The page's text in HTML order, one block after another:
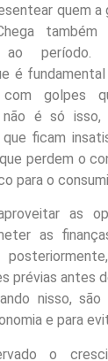
quem a
também
ao
é fundamental
com golpes
não é só isso,
que ficam
perdem o
para o
as
as
prévias antes
nisso, são
e para
o